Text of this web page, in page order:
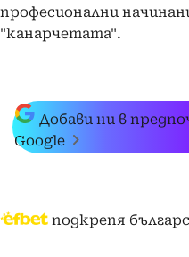
професионални
"канарчетата".
Добави ни в
Google
подкрепя